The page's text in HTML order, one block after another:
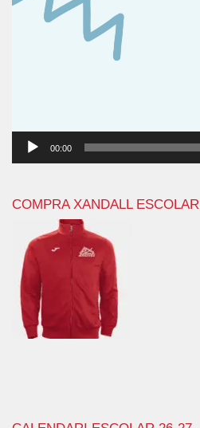
00:00
COMPRA XANDALL ESCOLAR